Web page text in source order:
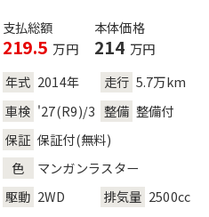
支払総額
219.5 万円
本体価格
214 万円
年式 2014年 走行 5.7万km
車検 '27(R9)/3 整備 整備付
保証 保証付(無料)
色
マンガンラスター
駆動 2WD 排気量 2500cc